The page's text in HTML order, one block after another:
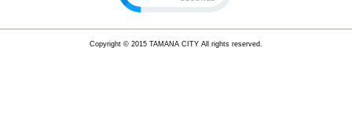
Copyright © 2015 TAMANA CITY All rights reserved.